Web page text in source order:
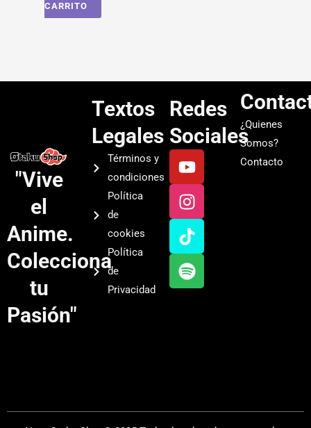
CARRITO
"Vive
el
Anime.
Colecciona
tu
Pasión"
Textos
Legales
Términos y
condiciones
Política
de
cookies
Política
de
Privacidad
Redes
Sociales
Y
o
u
t
u
b
e
I
n
s
t
a
g
r
a
T
i
k
t
o
k
S
p
o
t
i
f
y
¿Quienes
Somos?
Contacto